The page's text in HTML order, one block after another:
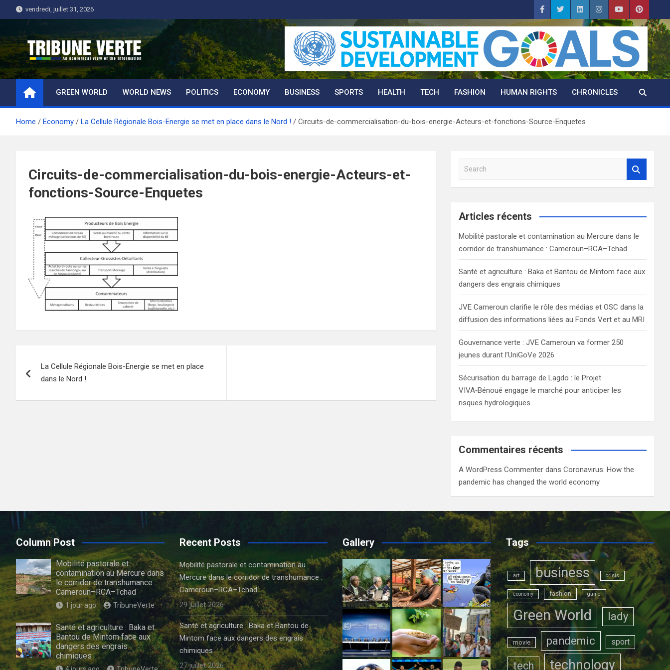
to
vendredi, juillet 31, 2026
Tribune Verte
Un regard écologique de l'information
GREEN WORLD WORLD NEWS POLITICS ECONOMY BUSINESS SPORTS HEALTH TECH FASHION HUMAN RIGHTS CHRONICLES
Home Economy La Cellule Régionale Bois-Energie se met en place dans le Nord ! Circuits-de-commercialisation-du-bois-energie-Acteurs-et-fonctions-Source-Enquetes
Circuits-de-commercialisation-du-bois-energie-Acteurs-et-
fonctions-Source-Enquetes
de
l’article
La Cellule Régionale Bois-Energie se met en place
dans le Nord !
a
c
Articles récents
Mobilité pastorale et contamination au Mercure dans le
corridor de transhumance : Cameroun–RCA–Tchad
Santé et agriculture : Baka et Bantou de Mintom face aux
dangers des engrais chimiques
JVE Cameroun clarifie le rôle des médias et OSC dans la
diffusion des informations liées au Fonds Vert et au MRI
Gouvernance verte : JVE Cameroun va former 250
jeunes durant l’UniGoVe 2026
Sécurisation du barrage de Lagdo : le Projet
VIVA‑Bénoué engage le marché pour anticiper les
risques hydrologiques
Commentaires récents
A WordPress Commenter dansCoronavirus: How the
pandemic has changed the world economy
Column Post
Mobilité pastorale et
contamination au Mercure dans
le corridor de transhumance :
Cameroun–RCA–Tchad
1 jour ago TribuneVerte
Santé et agriculture : Baka et
Bantou de Mintom face aux
dangers des engrais
chimiques
Recent Posts
Mobilité pastorale et contamination au
Mercure dans le corridor de transhumance :
Cameroun–RCA–Tchad
29 juillet 2026
Santé et agriculture : Baka et Bantou de
Mintom face aux dangers des engrais
chimiques
27 juillet 2026
Gallery Tags
art business crisis
economy fashion game
Green World lady
movie pandemic sport
tech technology